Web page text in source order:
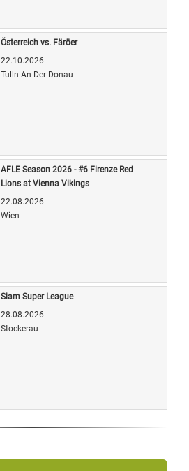
Österreich vs. Färöer
22.10.2026
Tulln An Der Donau
AFLE Season 2026 - #6 Firenze Red
Lions at Vienna Vikings
22.08.2026
Wien
Siam Super League
28.08.2026
Stockerau